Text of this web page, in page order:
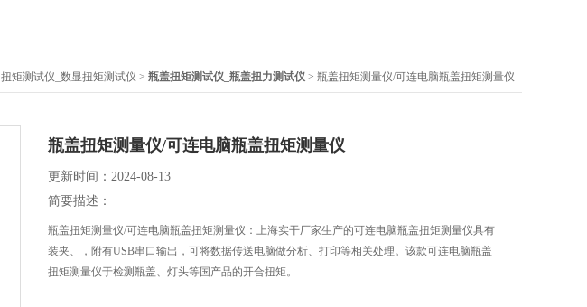
扭矩测试仪_数显扭矩测试仪 > 瓶盖扭矩测试仪_瓶盖扭力测试仪 > 瓶盖扭矩测量仪/可连电脑瓶盖扭矩测量仪
瓶盖扭矩测量仪/可连电脑瓶盖扭矩测量仪
更新时间：2024-08-13
简要描述：
瓶盖扭矩测量仪/可连电脑瓶盖扭矩测量仪：上海实干厂家生产的可连电脑瓶盖扭矩测量仪具有
装夹、，附有USB串口输出，可将数据传送电脑做分析、打印等相关处理。该款可连电脑瓶盖
扭矩测量仪于检测瓶盖、灯头等国产品的开合扭矩。